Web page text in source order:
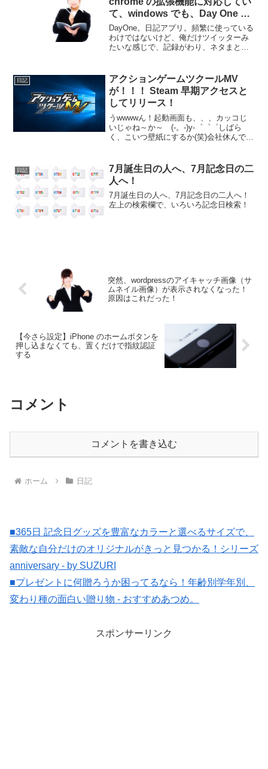
て、windows でも、Day One が
使えるようになっていて、Day
One スゴイ！ってなった件
DayOne。日記アプリ。頻繁に使っている
わけではないけど、俺だけツイッターみ
たいな感じで、記録がわり、ネタまとめ
い。。。だって、iPhone と Mac しか、
アプリ...
日記
アクションゲームツクールMV
が！！！ Steam 早期アクセスと
してリリース！
うwwwwん！起動画面も、、、カッコじ
いじゃね～か～ (-。-)y-゜゜゜しばら
く、こいつ壁紙にするか(笑)会社休んでま
間！ 的な感じで、購入画面が表示され
ていたので、...
日記
7月誕生日の人へ、7月記念日の二
人へ！
7月誕生日の人へ、7月記念日の二人へ！
左上の検索欄で、いろいろ記念日検索！
突然、wordpressのアイキャッチ画像（サ
ムネイル画像）が表示されなくなった！
原因はこれだった！
【今さら設定】iPhone のホームボタンを
押し込まなくても、置くだけで指紋認証
する
コメント
コメントを書き込む
ホーム 日記
■365日 記念日グッズを豊富なカラーと選べるサイズで、
素敵な自分だけのオリジナルがきっと見つかる！シリーズ
anniversary - by SUZURI
■プレゼントに何贈ろうか困ってるなら！年齢別学年別、
変わり種の面白い贈り物 - おすすめあつめ。
スポンサーリンク